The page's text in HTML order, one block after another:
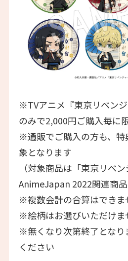
※TVアニメ『東京リベン
のみで2,000円ご購入毎に
※通販でご購入の方も、特
象となります
（対象商品は「東京リベン
AnimeJapan 2022関連商品
※複数会計の合算はできま
※絵柄はお選びいただけま
※無くなり次第終了となり
ください